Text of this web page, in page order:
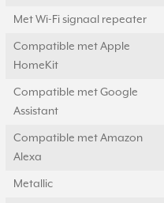
Met Wi-Fi signaal repeater
Compatible met Apple
HomeKit
Compatible met Google
Assistant
Compatible met Amazon
Alexa
Metallic